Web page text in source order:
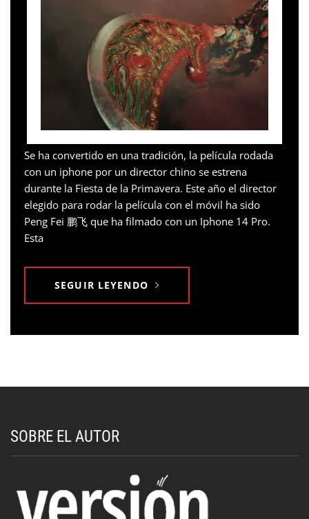
Se ha convertido en una tradición, la película rodada
con un iphone por un director chino se estrena
durante la Fiesta de la Primavera. Este año el director
elegido para rodar la película con el móvil ha sido
Peng Fei 鹏飞 que ha filmado con un Iphone 14 Pro.
Esta
SEGUIR LEYENDO
SOBRE EL AUTOR